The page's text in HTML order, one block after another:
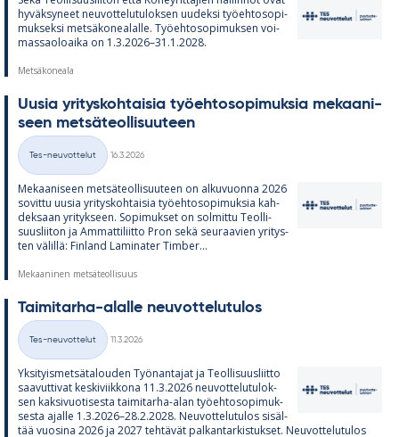
hy­väk­sy­neet neu­vot­te­lu­tu­lok­sen uu­deksi työ­eh­to­so­pi­
muk­seksi met­sä­ko­nea­lalle. Työ­eh­to­so­pi­muk­sen voi­
mas­sao­loaika on 1.3.2026–31.1.2028.
Metsäkoneala
Uusia yri­tys­koh­tai­sia työ­eh­to­so­pi­muk­sia me­kaa­ni­
seen met­sä­teol­li­suu­teen
Kategoriat
Tes-neuvottelut
16.3.2026
Me­kaa­ni­seen met­sä­teol­li­suu­teen on al­ku­vuonna 2026
so­vittu uusia yri­tys­koh­tai­sia työ­eh­to­so­pi­muk­sia kah­
dek­saan yri­tyk­seen. So­pi­muk­set on sol­mittu Teol­li­
suus­lii­ton ja Am­mat­ti­liitto Pron sekä seu­raa­vien yri­tys­
ten vä­lillä: Fin­land La­mi­na­ter Tim­ber...
Mekaaninen metsäteollisuus
Tai­mi­tarha-alalle neu­vot­te­lu­tu­los
Kategoriat
Tes-neuvottelut
11.3.2026
Yk­si­tyis­met­sä­ta­lou­den Työ­nan­ta­jat ja Teol­li­suus­liitto
saa­vut­ti­vat kes­ki­viik­kona 11.3.2026 neu­vot­te­lu­tu­lok­
sen kak­si­vuo­ti­sesta tai­mi­tarha-alan työ­eh­to­so­pi­muk­
sesta ajalle 1.3.2026–28.2.2028. Neu­vot­te­lu­tu­los si­säl­
tää vuo­sina 2026 ja 2027 teh­tä­vät pal­kan­tar­kis­tuk­set. Neu­vot­te­lu­tu­los